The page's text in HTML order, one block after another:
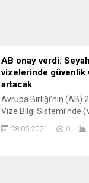
AB onay verdi:
vizelerinde güvenlik
artacak
Avrupa Birliği’nin (AB)
Vize Bilgi Sistemi’nde
öngören değişikliklere
28.05.2021 0